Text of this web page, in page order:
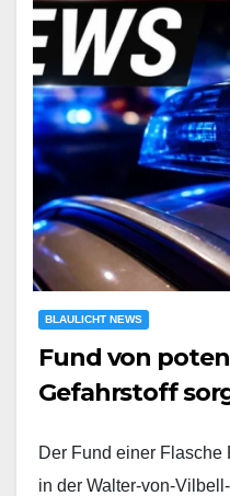
BLAULICHT NEWS
Fund von
Gefahrstoff
Der Fund einer
in der Walter-von-